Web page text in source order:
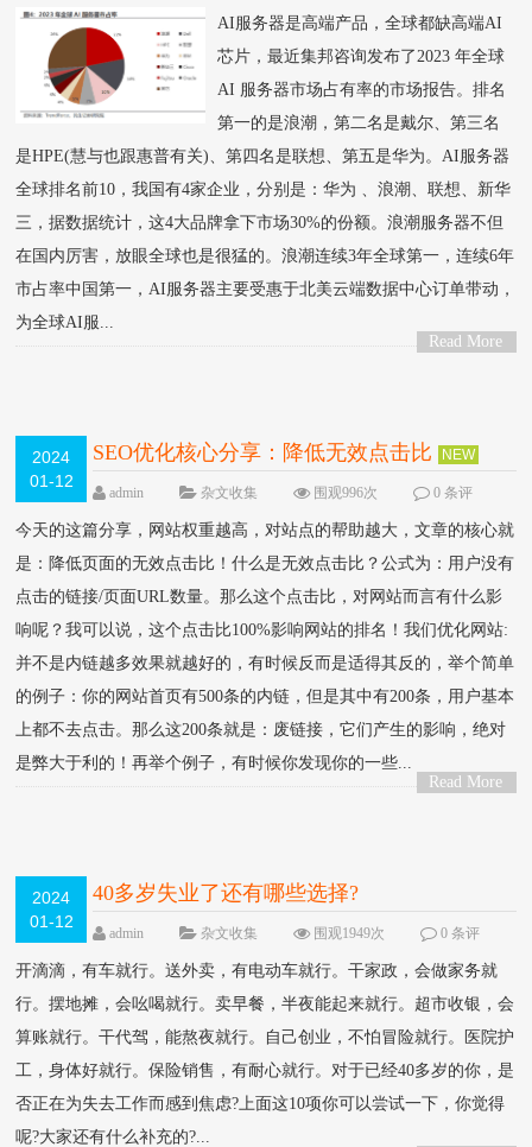
AI服务器是高端产品，全球都缺高端AI
芯片，最近集邦咨询发布了2023 年全球
AI 服务器市场占有率的市场报告。排名
第一的是浪潮，第二名是戴尔、第三名
是HPE(慧与也跟惠普有关)、第四名是联想、第五是华为。AI服务器
全球排名前10，我国有4家企业，分别是：华为 、浪潮、联想、新华
三，据数据统计，这4大品牌拿下市场30%的份额。浪潮服务器不但
在国内厉害，放眼全球也是很猛的。浪潮连续3年全球第一，连续6年
市占率中国第一，AI服务器主要受惠于北美云端数据中心订单带动，
为全球AI服...
Read More
2024
01-12
SEO优化核心分享：降低无效点击比 NEW
admin 杂文收集 围观996次
0 条评
今天的这篇分享，网站权重越高，对站点的帮助越大，文章的核心就
是：降低页面的无效点击比！什么是无效点击比？公式为：用户没有
点击的链接/页面URL数量。那么这个点击比，对网站而言有什么影
响呢？我可以说，这个点击比100%影响网站的排名！我们优化网站:
并不是内链越多效果就越好的，有时候反而是适得其反的，举个简单
的例子：你的网站首页有500条的内链，但是其中有200条，用户基本
上都不去点击。那么这200条就是：废链接，它们产生的影响，绝对
是弊大于利的！再举个例子，有时候你发现你的一些...
Read More
2024
01-12
40多岁失业了还有哪些选择?
admin 杂文收集 围观1949次
0 条评
开滴滴，有车就行。送外卖，有电动车就行。干家政，会做家务就
行。摆地摊，会吆喝就行。卖早餐，半夜能起来就行。超市收银，会
算账就行。干代驾，能熬夜就行。自己创业，不怕冒险就行。医院护
工，身体好就行。保险销售，有耐心就行。对于已经40多岁的你，是
否正在为失去工作而感到焦虑?上面这10项你可以尝试一下，你觉得
呢?大家还有什么补充的?...